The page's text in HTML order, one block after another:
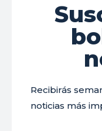
Recibirás
noticias más